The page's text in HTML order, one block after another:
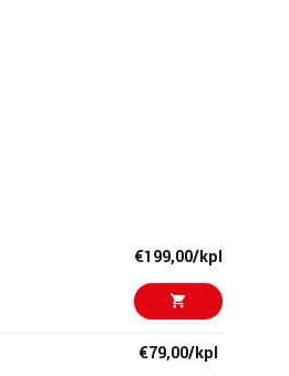
€199,00/kpl
€79,00/kpl